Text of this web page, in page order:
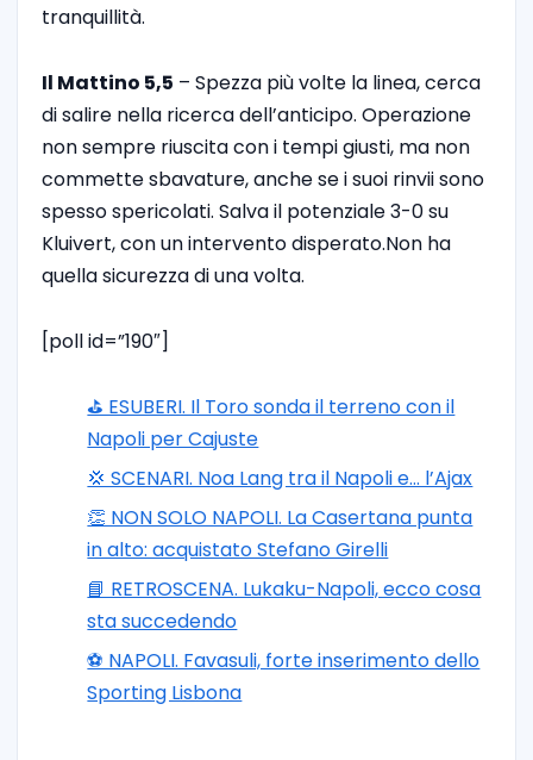
tranquillità.
Il Mattino 5,5 – Spezza più volte la linea, cerca
di salire nella ricerca dell’anticipo. Operazione
non sempre riuscita con i tempi giusti, ma non
commette sbavature, anche se i suoi rinvii sono
spesso spericolati. Salva il potenziale 3-0 su
Kluivert, con un intervento disperato.Non ha
quella sicurezza di una volta.
[poll id=”190″]
⛳ ESUBERI. Il Toro sonda il terreno con il
Napoli per Cajuste
💢 SCENARI. Noa Lang tra il Napoli e… l’Ajax
👏 NON SOLO NAPOLI. La Casertana punta
in alto: acquistato Stefano Girelli
📘 RETROSCENA. Lukaku-Napoli, ecco cosa
sta succedendo
⚽️ NAPOLI. Favasuli, forte inserimento dello
Sporting Lisbona